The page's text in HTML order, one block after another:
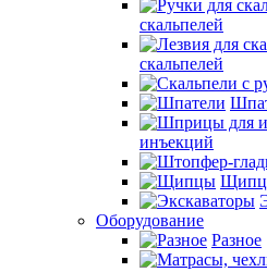
скальпелей
скальпелей
инъекций
Оборудование
Разное